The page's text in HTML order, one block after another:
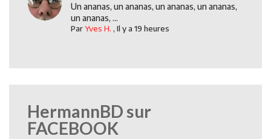
Un ananas, un ananas, un ananas, un ananas,
un ananas, ...
ParYves H. ,Il y a 19 heures
HermannBD sur
FACEBOOK